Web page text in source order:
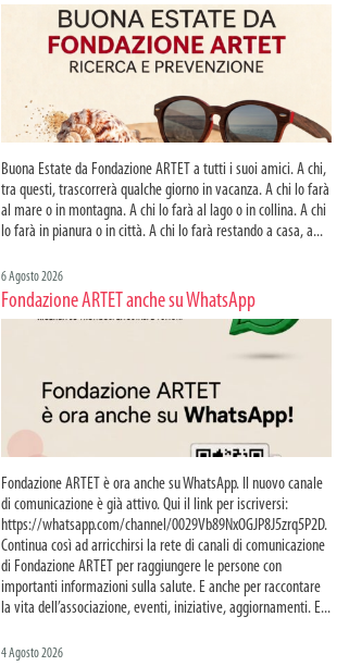
Buona Estate da Fondazione ARTET a tutti i suoi amici. A chi,
tra questi, trascorrerà qualche giorno in vacanza. A chi lo farà
al mare o in montagna. A chi lo farà al lago o in collina. A chi
lo farà in pianura o in città. A chi lo farà restando a casa, a...
6 Agosto 2026
Fondazione ARTET anche su WhatsApp
Fondazione ARTET è ora anche su WhatsApp. Il nuovo canale
di comunicazione è già attivo. Qui il link per iscriversi:
https://whatsapp.com/channel/0029Vb89NxOGJP8J5zrq5P2D.
Continua così ad arricchirsi la rete di canali di comunicazione
di Fondazione ARTET per raggiungere le persone con
importanti informazioni sulla salute. E anche per raccontare
la vita dell’associazione, eventi, iniziative, aggiornamenti. E...
4 Agosto 2026